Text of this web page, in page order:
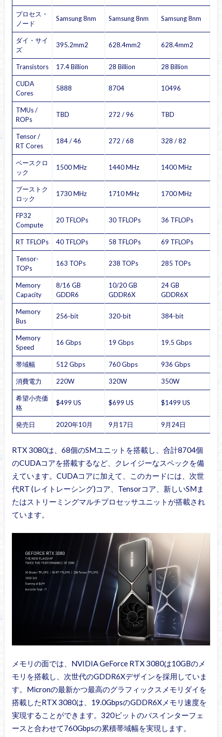
プロセス・
ノード
Samsung 8nm Samsung 8nm Samsung 8nm
ダイ・サイ
ズ
395.2mm2 628.4mm2 628.4mm2
Transistors 17.4 Billion 28 Billion 28 Billion
CUDA
Cores
5888 8704 10496
TMUs /
ROPs
TBD 272 / 96 TBD
Tensor /
RT Cores
184 / 46 272 / 68 328 / 82
ベースクロ
ック
1500 MHz 1440 MHz 1400 MHz
ブーストク
ロック
1730 MHz 1710 MHz 1700 MHz
FP32
Compute
20 TFLOPs 30 TFLOPs 36 TFLOPs
RT TFLOPs 40 TFLOPs 58 TFLOPs 69 TFLOPs
Tensor-
TOPs
163 TOPs 238 TOPs 285 TOPs
Memory
Capacity
8/16 GB
GDDR6
10/20 GB
GDDR6X
24 GB
GDDR6X
Memory
Bus
256-bit 320-bit 384-bit
Memory
Speed
16 Gbps 19 Gbps 19.5 Gbps
帯域幅 512 Gbps 760 Gbps 936 Gbps
消費電力 220W 320W 350W
希望小売価
格
$499 US $699 US $1499 US
発売日 2020年10月 9月17日 9月24日
RTX 3080は、68個のSMユニットを搭載し、合計8704個
のCUDAコアを搭載するなど、クレイジーなスペックを備
えています。CUDAコアに加えて、このカードには、次世
代RT (レイトレーシング)コア、Tensorコア、新しいSMま
たはストリーミングマルチプロセッサユニットが搭載され
ています。
メモリの面では、NVIDIA GeForce RTX 3080は10GBのメ
モリを搭載し、次世代のGDDR6Xデザインを採用していま
す。Micronの最新かつ最高のグラフィックスメモリダイを
搭載したRTX 3080は、19.0GbpsのGDDR6Xメモリ速度を
実現することができます。320ビットのバスインターフェ
ースと合わせて760Gbpsの累積帯域幅を実現します。